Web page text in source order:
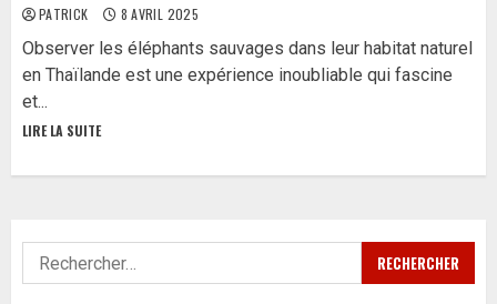
PATRICK 8 AVRIL 2025
Observer les éléphants sauvages dans leur habitat naturel
en Thaïlande est une expérience inoubliable qui fascine
et...
LIRE LA SUITE
Rechercher :